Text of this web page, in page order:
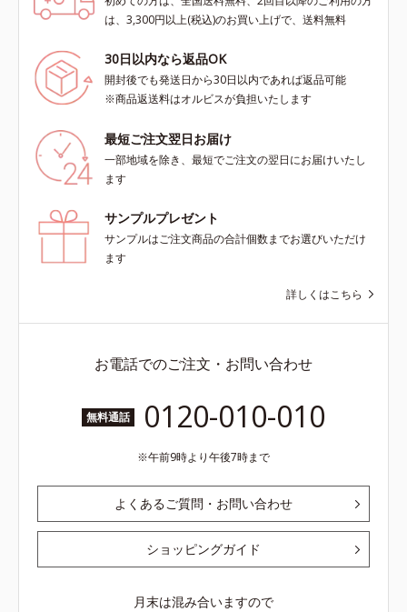
は、3,300円以上(税込)のお買い上げで、送料無料
30日以内なら返品OK
開封後でも発送日から30日以内であれば返品可能
※商品返送料はオルビスが負担いたします
最短ご注文翌日お届け
一部地域を除き、最短でご注文の翌日にお届けいたし
ます
サンプルプレゼント
サンプルはご注文商品の合計個数までお選びいただけ
ます
詳しくはこちら
お電話でのご注文・お問い合わせ
無料通話 0120-010-010
午前9時より午後7時まで
よくあるご質問・お問い合わせ
ショッピングガイド
月末は混み合いますので